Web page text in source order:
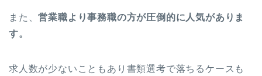
また、営業職より事務職の方が圧倒的に人気がありま
す。
求人数が少ないこともあり書類選考で落ちるケースも